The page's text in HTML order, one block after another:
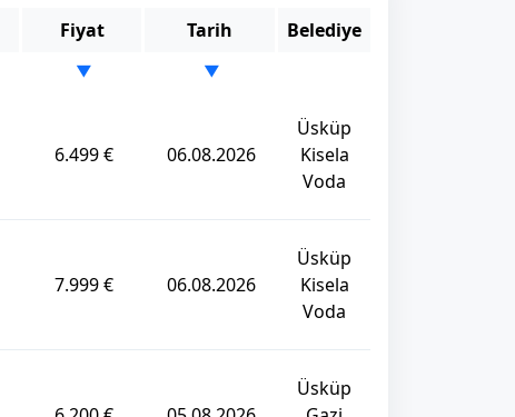
Fiyat Tarih Belediye
▼ ▼
6.499 € 06.08.2026
Üsküp
Kisela
Voda
7.999 € 06.08.2026
Üsküp
Kisela
Voda
Üsküp